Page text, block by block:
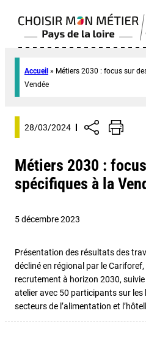
Accueil » Métiers 2030 : focus sur
Vendée
28/03/2024
Métiers 2030 :
spécifiques à la
5 décembre 2023
Présentation des résultats des
décliné en régional par le
recrutement à horizon 2030,
atelier avec 50 participants sur
secteurs de l’alimentation et